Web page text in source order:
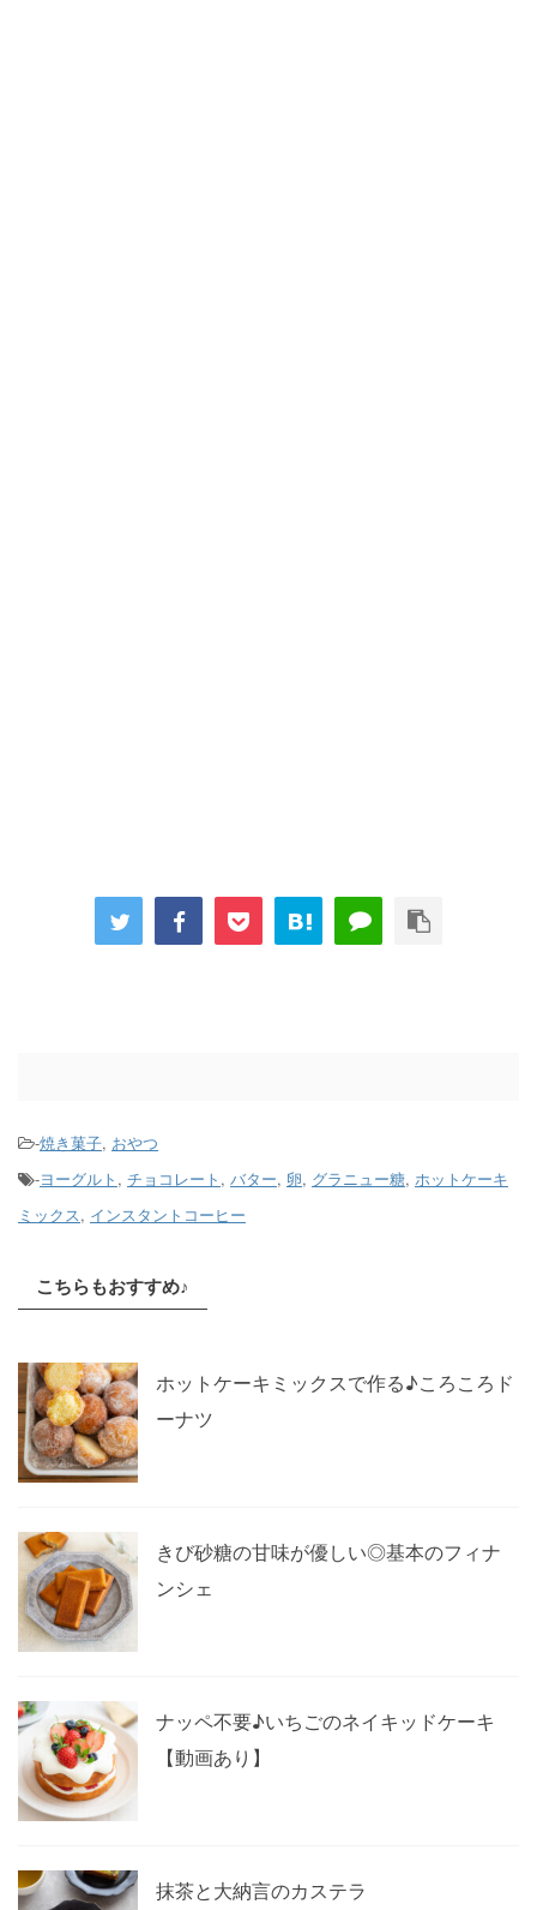
-焼き菓子, おやつ
-ヨーグルト , チョコレート , バター, 卵, グラニュー糖, ホットケーキ
ミックス, インスタントコーヒー
こちらもおすすめ♪
ホットケーキミックスで作る♪ころころド
ーナツ
きび砂糖の甘味が優しい◎基本のフィナ
ンシェ
ナッペ不要♪いちごのネイキッドケーキ
【動画あり】
抹茶と大納言のカステラ